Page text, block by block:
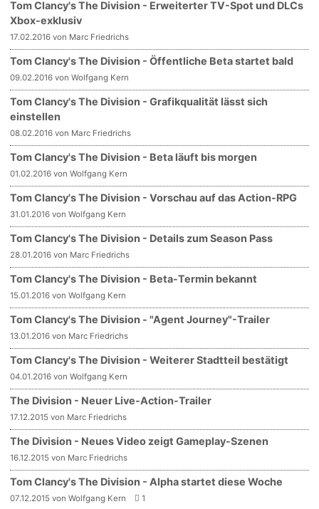
Tom Clancy's The Division - Erweiterter TV-Spot und DLCs
Xbox-exklusiv
17.02.2016 von Marc Friedrichs
Tom Clancy's The Division - Öffentliche Beta startet bald
09.02.2016 von Wolfgang Kern
Tom Clancy's The Division - Grafikqualität lässt sich
einstellen
08.02.2016 von Marc Friedrichs
Tom Clancy's The Division - Beta läuft bis morgen
01.02.2016 von Wolfgang Kern
Tom Clancy's The Division - Vorschau auf das Action-RPG
31.01.2016 von Wolfgang Kern
Tom Clancy's The Division - Details zum Season Pass
28.01.2016 von Marc Friedrichs
Tom Clancy's The Division - Beta-Termin bekannt
15.01.2016 von Wolfgang Kern
Tom Clancy's The Division - "Agent Journey"-Trailer
13.01.2016 von Marc Friedrichs
Tom Clancy's The Division - Weiterer Stadtteil bestätigt
04.01.2016 von Wolfgang Kern
The Division - Neuer Live-Action-Trailer
17.12.2015 von Marc Friedrichs
The Division - Neues Video zeigt Gameplay-Szenen
16.12.2015 von Marc Friedrichs
Tom Clancy's The Division - Alpha startet diese Woche
07.12.2015 von Wolfgang Kern 1